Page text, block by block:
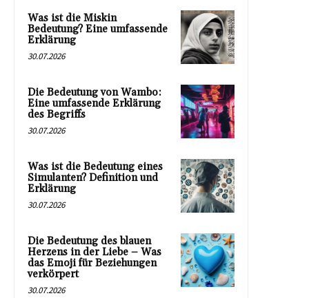
Was ist die Miskin
Bedeutung? Eine umfassende
Erklärung
30.07.2026
Die Bedeutung von Wambo:
Eine umfassende Erklärung
des Begriffs
30.07.2026
Was ist die Bedeutung eines
Simulanten? Definition und
Erklärung
30.07.2026
Die Bedeutung des blauen
Herzens in der Liebe – Was
das Emoji für Beziehungen
verkörpert
30.07.2026